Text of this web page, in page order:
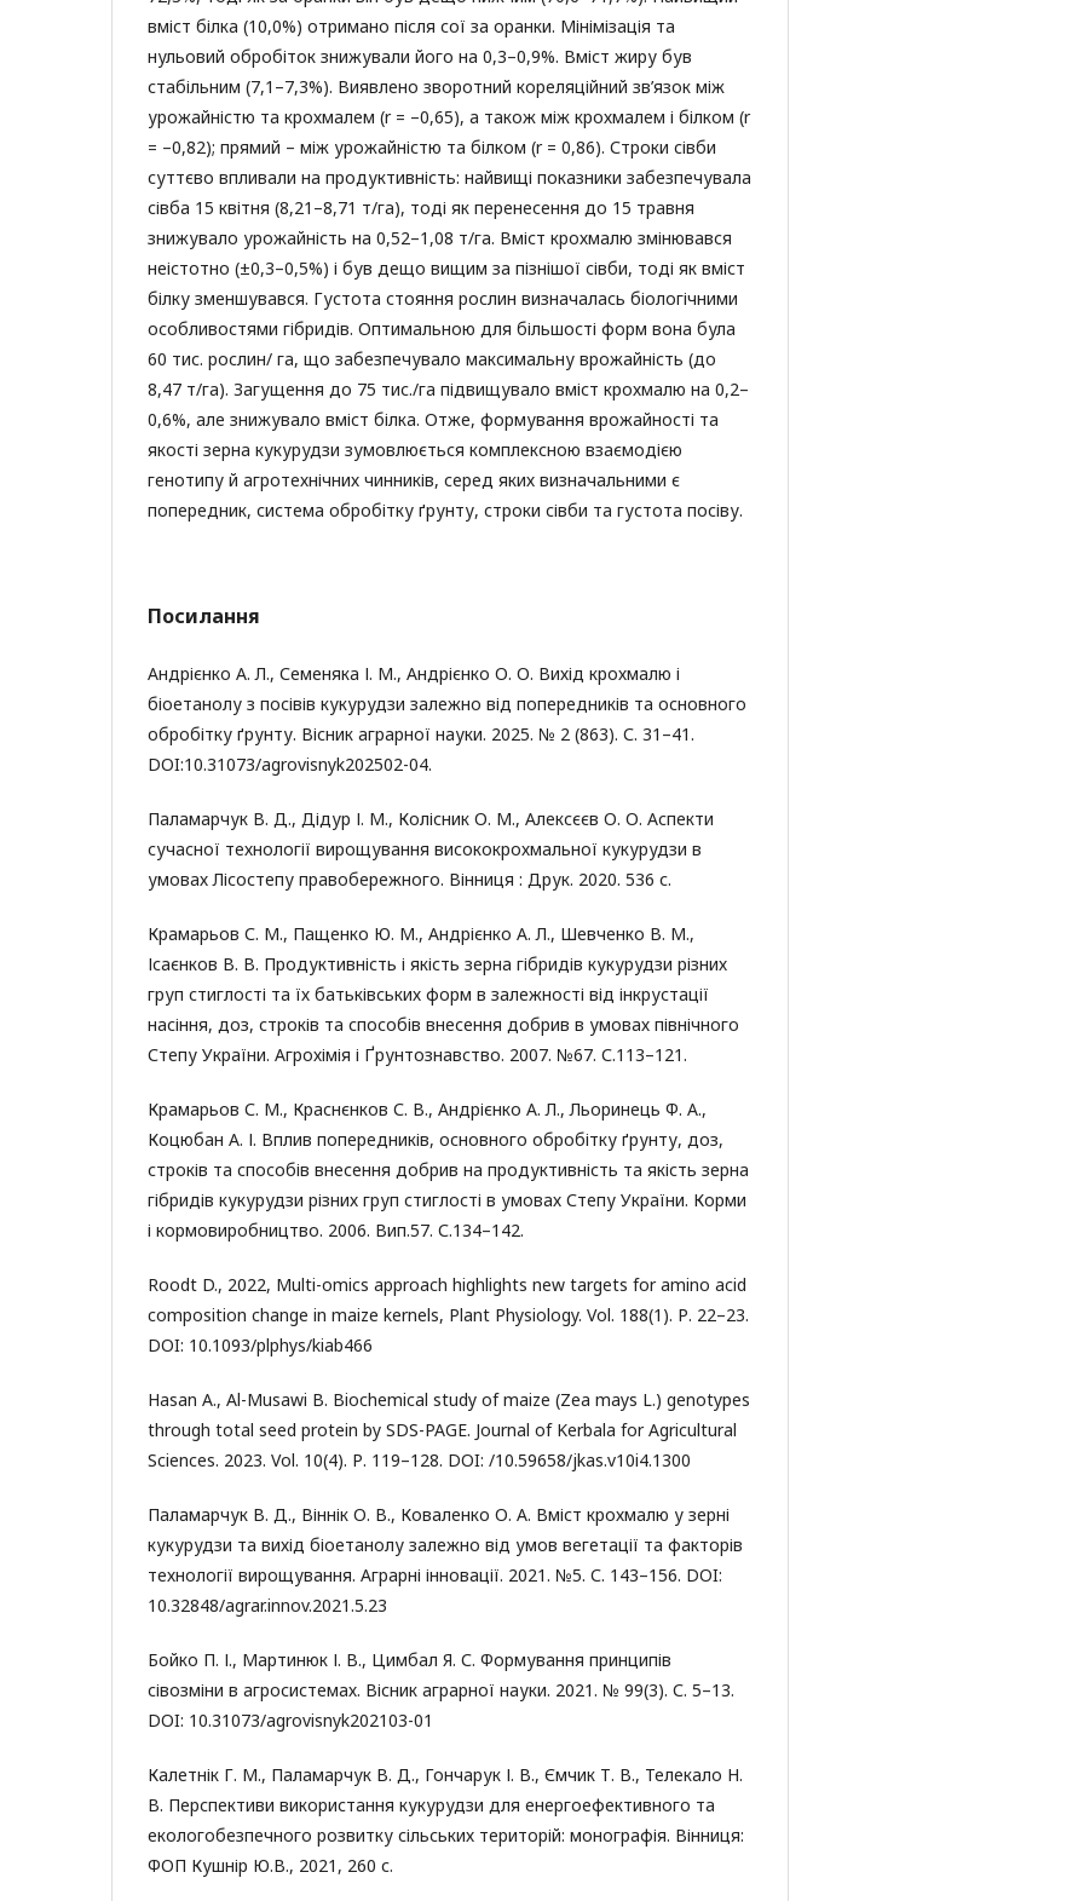
вміст білка (10,0%) отримано після сої за оранки. Мінімізація та
нульовий обробіток знижували його на 0,3–0,9%. Вміст жиру був
стабільним (7,1–7,3%). Виявлено зворотний кореляційний зв’язок між
урожайністю та крохмалем (r = –0,65), а також між крохмалем і білком (r
= –0,82); прямий – між урожайністю та білком (r = 0,86). Строки сівби
суттєво впливали на продуктивність: найвищі показники забезпечувала
сівба 15 квітня (8,21–8,71 т/га), тоді як перенесення до 15 травня
знижувало урожайність на 0,52–1,08 т/га. Вміст крохмалю змінювався
неістотно (±0,3–0,5%) і був дещо вищим за пізнішої сівби, тоді як вміст
білку зменшувався. Густота стояння рослин визначалась біологічними
особливостями гібридів. Оптимальною для більшості форм вона була
60 тис. рослин/ га, що забезпечувало максимальну врожайність (до
8,47 т/га). Загущення до 75 тис./га підвищувало вміст крохмалю на 0,2–
0,6%, але знижувало вміст білка. Отже, формування врожайності та
якості зерна кукурудзи зумовлюється комплексною взаємодією
генотипу й агротехнічних чинників, серед яких визначальними є
попередник, система обробітку ґрунту, строки сівби та густота посіву.
Посилання
Андрієнко А. Л., Семеняка І. М., Андрієнко О. О. Вихід крохмалю і
біоетанолу з посівів кукурудзи залежно від попередників та основного
обробітку ґрунту. Вісник аграрної науки. 2025. № 2 (863). С. 31–41.
DOI:10.31073/agrovisnyk202502-04.
Паламарчук В. Д., Дідур І. М., Колісник О. М., Алексєєв О. О. Аспекти
сучасної технології вирощування висококрохмальної кукурудзи в
умовах Лісостепу правобережного. Вінниця : Друк. 2020. 536 с.
Крамарьов С. М., Пащенко Ю. М., Андрієнко А. Л., Шевченко В. М.,
Ісаєнков В. В. Продуктивність і якість зерна гібридів кукурудзи різних
груп стиглості та їх батьківських форм в залежності від інкрустації
насіння, доз, строків та способів внесення добрив в умовах північного
Степу України. Агрохімія і Ґрунтознавство. 2007. №67. С.113–121.
Крамарьов С. М., Краснєнков С. В., Андрієнко А. Л., Льоринець Ф. А.,
Коцюбан А. І. Вплив попередників, основного обробітку ґрунту, доз,
строків та способів внесення добрив на продуктивність та якість зерна
гібридів кукурудзи різних груп стиглості в умовах Степу України. Корми
і кормовиробництво. 2006. Вип.57. С.134–142.
Roodt D., 2022, Multi-omics approach highlights new targets for amino acid
composition change in maize kernels, Plant Physiology. Vol. 188(1). Р. 22–23.
DOI: 10.1093/plphys/kiab466
Hasan A., Al-Musawi B. Biochemical study of maize (Zea mays L.) genotypes
through total seed protein by SDS-PAGE. Journal of Kerbala for Agricultural
Sciences. 2023. Vol. 10(4). Р. 119–128. DOI: /10.59658/jkas.v10i4.1300
Паламарчук В. Д., Віннік О. В., Коваленко О. А. Вміст крохмалю у зерні
кукурудзи та вихід біоетанолу залежно від умов вегетації та факторів
технології вирощування. Аграрні інновації. 2021. №5. С. 143–156. DOI:
10.32848/agrar.innov.2021.5.23
Бойко П. І., Мартинюк І. В., Цимбал Я. С. Формування принципів
сівозміни в агросистемах. Вісник аграрної науки. 2021. № 99(3). С. 5–13.
DOI: 10.31073/agrovisnyk202103-01
Калетнік Г. М., Паламарчук В. Д., Гончарук І. В., Ємчик Т. В., Телекало Н.
В. Перспективи використання кукурудзи для енергоефективного та
екологобезпечного розвитку сільських територій: монографія. Вінниця:
ФОП Кушнір Ю.В., 2021, 260 с.